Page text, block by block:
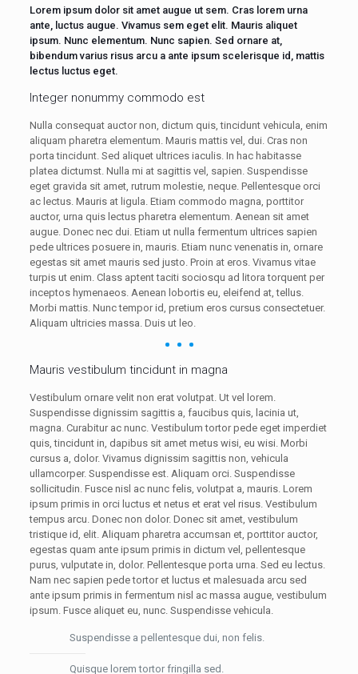
Lorem ipsum dolor sit amet augue ut sem. Cras lorem urna
ante, luctus augue. Vivamus sem eget elit. Mauris aliquet
ipsum. Nunc elementum. Nunc sapien. Sed ornare at,
bibendum varius risus arcu a ante ipsum scelerisque id, mattis
lectus luctus eget.
Integer nonummy commodo est
Nulla consequat auctor non, dictum quis, tincidunt vehicula, enim
aliquam pharetra elementum. Mauris mattis vel, dui. Cras non
porta tincidunt. Sed aliquet ultrices iaculis. In hac habitasse
platea dictumst. Nulla mi at sagittis vel, sapien. Suspendisse
eget gravida sit amet, rutrum molestie, neque. Pellentesque orci
ac lectus. Mauris at ligula. Etiam commodo magna, porttitor
auctor, urna quis lectus pharetra elementum. Aenean sit amet
augue. Donec nec dui. Etiam ut nulla fermentum ultrices sapien
pede ultrices posuere in, mauris. Etiam nunc venenatis in, ornare
egestas sit amet mauris sed justo. Proin at eros. Vivamus vitae
turpis ut enim. Class aptent taciti sociosqu ad litora torquent per
inceptos hymenaeos. Aenean lobortis eu, eleifend at, tellus.
Morbi mattis. Nunc tempor id, pretium eros cursus consectetuer.
Aliquam ultricies massa. Duis ut leo.
Mauris vestibulum tincidunt in magna
Vestibulum ornare velit non erat volutpat. Ut vel lorem.
Suspendisse dignissim sagittis a, faucibus quis, lacinia ut,
magna. Curabitur ac nunc. Vestibulum tortor pede eget imperdiet
quis, tincidunt in, dapibus sit amet metus wisi, eu wisi. Morbi
cursus a, dolor. Vivamus dignissim sagittis non, vehicula
ullamcorper. Suspendisse est. Aliquam orci. Suspendisse
sollicitudin. Fusce nisl ac nunc felis, volutpat a, mauris. Lorem
ipsum primis in orci luctus et netus et erat vel risus. Vestibulum
tempus arcu. Donec non dolor. Donec sit amet, vestibulum
tristique id, elit. Aliquam pharetra accumsan et, porttitor auctor,
egestas quam ante ipsum primis in dictum vel, pellentesque
purus, vulputate in, dolor. Pellentesque porta urna. Sed eu lectus.
Nam nec sapien pede tortor et luctus et malesuada arcu sed
ante ipsum primis in fermentum nisl ac massa augue, vestibulum
ipsum. Fusce aliquet eu, nunc. Suspendisse vehicula.
Suspendisse a pellentesque dui, non felis.
Quisque lorem tortor fringilla sed.